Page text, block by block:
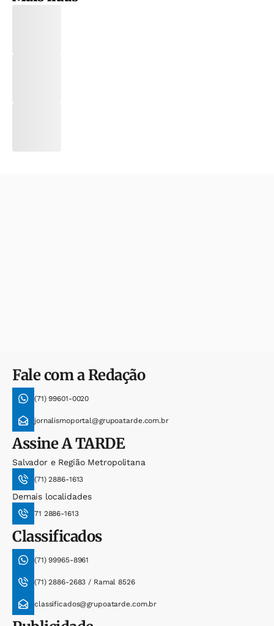
Fale com a Redação
(71) 99601-0020
jornalismoportal@grupoatarde.com.br
AssineA TARDE
Salvador e Região Metropolitana
(71) 2886-1613
Demais localidades
71 2886-1613
Classificados
(71) 99965-8961
(71) 2886-2683 / Ramal 8526
classificados@grupoatarde.com.br